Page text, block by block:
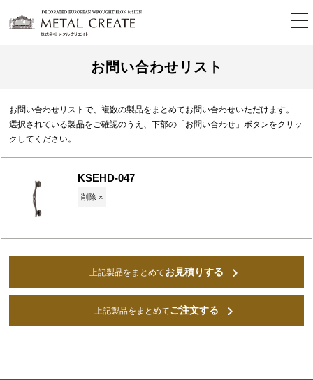
お問い合わせリスト
お問い合わせリストで、複数の製品をまとめてお問い合わせいただけます。
選択されている製品をご確認のうえ、下部の「お問い合わせ」ボタンをクリッ
クしてください。
KSEHD-047
削除 ×
上記製品をまとめてお見積りする
上記製品をまとめてご注文する